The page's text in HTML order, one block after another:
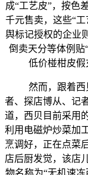
成“工艺皮”，按色
千元售卖，这些“
舆标记授权的企业
倒卖天分等体例贴
低价椪柑皮假
然而，跟着西
者、探店博从、记
道，西贝目前采用
利用电磁炉炒菜加
烹调好，正在点菜
店后厨发觉，该店